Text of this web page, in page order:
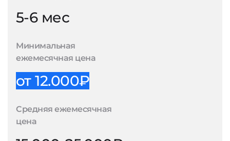
5-6 мес
Минимальная
ежемесячная цена
от 12.000₽
Средняя ежемесячная
цена